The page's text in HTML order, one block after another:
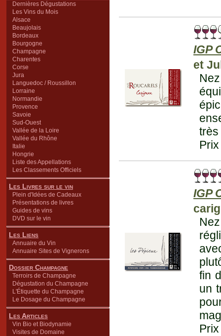
Dernières Dégustations
Les Vins du Mois
Alsace
Beaujolais
Bordeaux
Bourgogne
Champagne
Charentes
Corse
Jura
Languedoc / Roussillon
Lorraine
Normandie
Provence
Savoie
Sud-Ouest
Vallée de la Loire
Vallée du Rhône
Italie
Hongrie
Liste des Appellations
Les Classements Officiels
Les Livres sur le vin
Plein d'Idées de Cadeaux
Présentations de livres
Guides de vins
DVD sur le vin
Les Liens
Annuaire du Vin
Annuaire Sites de Vignerons
Dossier Champagne
Terroirs de Champagne
Dégustation du Champagne
L'Étiquette du Champagne
Le Dosage du Champagne
Les Articles
Vin Bio et Biodynamie
Visites de Domaine
IGP
et
très
IGP
fin
un